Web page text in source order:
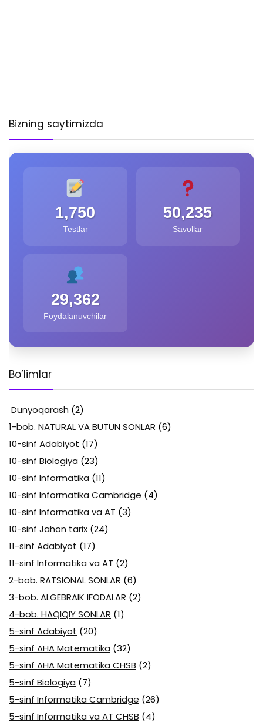
Bizning saytimizda
1,750
Testlar
50,235
Savollar
29,362
Foydalanuvchilar
Bo’limlar
Dunyoqarash (2)
1-bob. NATURAL VA BUTUN SONLAR (6)
10-sinf Adabiyot (17)
10-sinf Biologiya (23)
10-sinf Informatika (11)
10-sinf Informatika Cambridge (4)
10-sinf Informatika va AT (3)
10-sinf Jahon tarix (24)
11-sinf Adabiyot (17)
11-sinf Informatika va AT (2)
2-bob. RATSIONAL SONLAR (6)
3-bob. ALGEBRAIK IFODALAR (2)
4-bob. HAQIQIY SONLAR (1)
5-sinf Adabiyot (20)
5-sinf AHA Matematika (32)
5-sinf AHA Matematika CHSB (2)
5-sinf Biologiya (7)
5-sinf Informatika Cambridge (26)
5-sinf Informatika va AT CHSB (4)